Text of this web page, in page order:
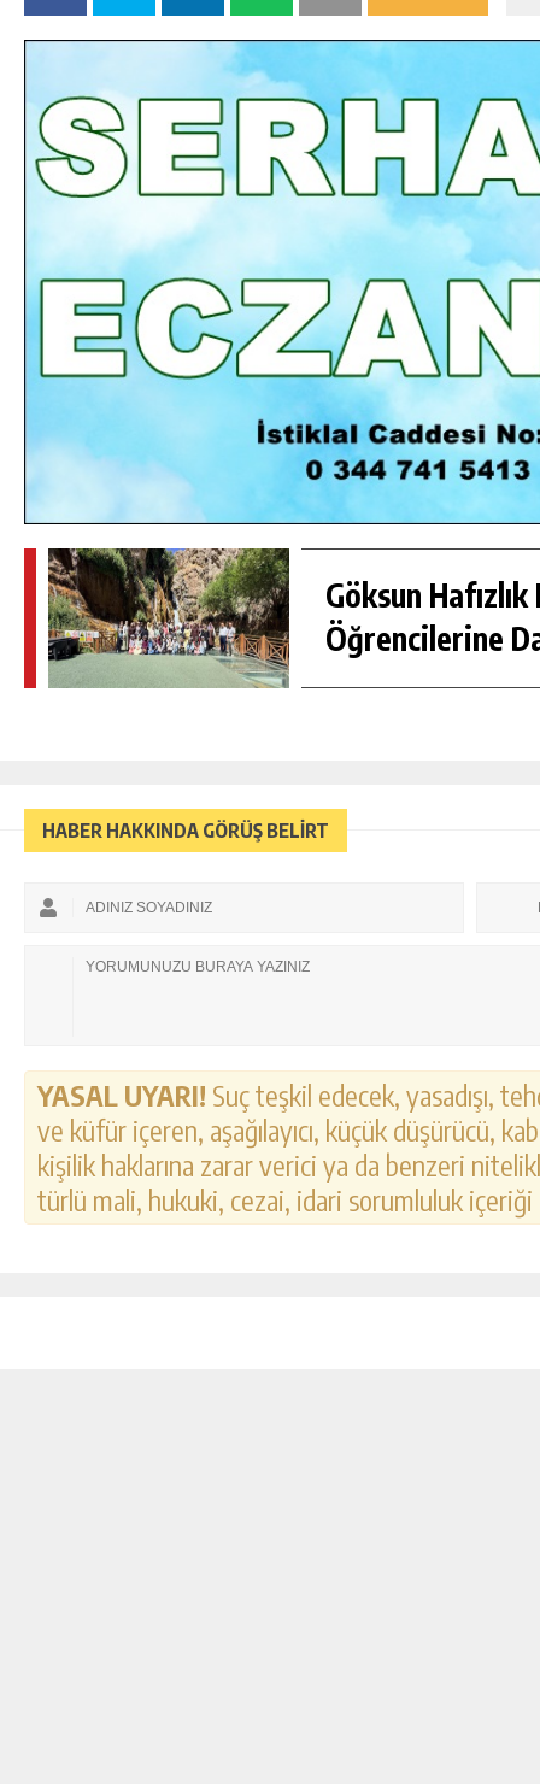
Göksun Hafızlık
Öğrencilerine
HABER HAKKINDA GÖRÜŞ BELİRT
YASAL UYARI! Suç teşkil edecek, yasadışı,
ve küfür içeren, aşağılayıcı, küçük düşürücü,
kişilik haklarına zarar verici ya da benzeri
türlü mali, hukuki, cezai, idari sorumluluk
GÜNLÜK HABER AKIŞI
GÖKSUN HAFIZLIK KIZ KUR’AN KURSU
ÖĞRENCILERINE DARENDE GEZISI.